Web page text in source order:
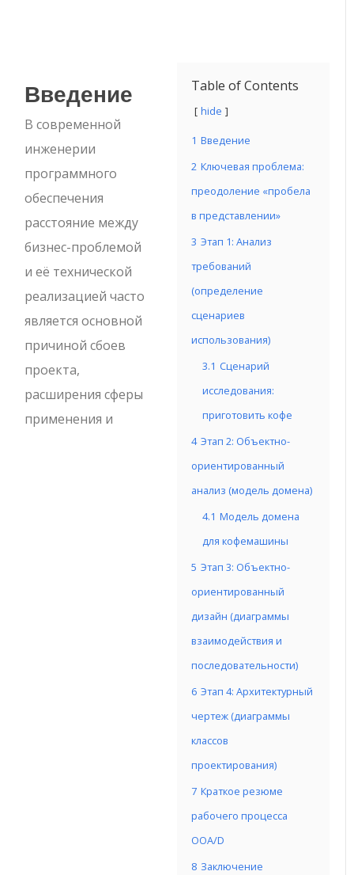
Table of Contents
hide
1 Введение
2 Ключевая проблема:
преодоление «пробела
в представлении»
3 Этап 1: Анализ
требований
(определение
сценариев
использования)
3.1 Сценарий
исследования:
приготовить кофе
4 Этап 2: Объектно-
ориентированный
анализ (модель домена)
4.1 Модель домена
для кофемашины
5 Этап 3: Объектно-
ориентированный
дизайн (диаграммы
взаимодействия и
последовательности)
6 Этап 4: Архитектурный
чертеж (диаграммы
классов
проектирования)
7 Краткое резюме
рабочего процесса
OOA/D
8 Заключение
Введение
В современной
инженерии
программного
обеспечения
расстояние между
бизнес-проблемой
и её технической
реализацией часто
является основной
причиной сбоев
проекта,
расширения сферы
применения и